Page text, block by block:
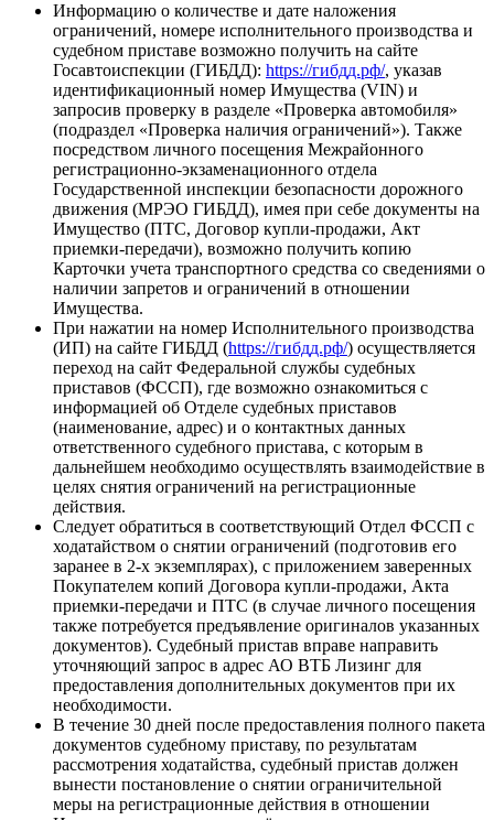
Информацию о количестве и дате наложения
ограничений, номере исполнительного производства и
судебном приставе возможно получить на сайте
Госавтоиспекции (ГИБДД): https://гибдд.рф/, указав
идентификационный номер Имущества (VIN) и
запросив проверку в разделе «Проверка автомобиля»
(подраздел «Проверка наличия ограничений»). Также
посредством личного посещения Межрайонного
регистрационно-экзаменационного отдела
Государственной инспекции безопасности дорожного
движения (МРЭО ГИБДД), имея при себе документы на
Имущество (ПТС, Договор купли-продажи, Акт
приемки-передачи), возможно получить копию
Карточки учета транспортного средства со сведениями о
наличии запретов и ограничений в отношении
Имущества.
При нажатии на номер Исполнительного производства
(ИП) на сайте ГИБДД (https://гибдд.рф/) осуществляется
переход на сайт Федеральной службы судебных
приставов (ФССП), где возможно ознакомиться с
информацией об Отделе судебных приставов
(наименование, адрес) и о контактных данных
ответственного судебного пристава, с которым в
дальнейшем необходимо осуществлять взаимодействие в
целях снятия ограничений на регистрационные
действия.
Следует обратиться в соответствующий Отдел ФССП с
ходатайством о снятии ограничений (подготовив его
заранее в 2-х экземплярах), с приложением заверенных
Покупателем копий Договора купли-продажи, Акта
приемки-передачи и ПТС (в случае личного посещения
также потребуется предъявление оригиналов указанных
документов). Судебный пристав вправе направить
уточняющий запрос в адрес АО ВТБ Лизинг для
предоставления дополнительных документов при их
необходимости.
В течение 30 дней после предоставления полного пакета
документов судебному приставу, по результатам
рассмотрения ходатайства, судебный пристав должен
вынести постановление о снятии ограничительной
меры на регистрационные действия в отношении